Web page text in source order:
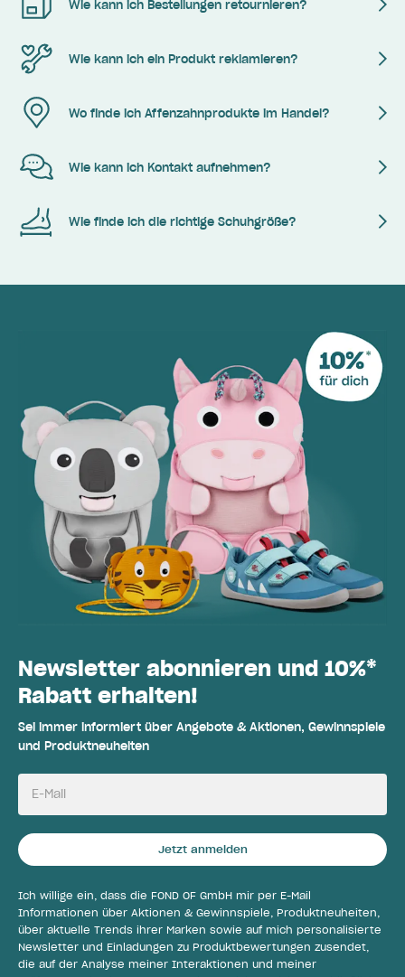
Wie kann ich Bestellungen retournieren?
Wie kann ich ein Produkt reklamieren?
Wo finde ich Affenzahnprodukte im Handel?
Wie kann ich Kontakt aufnehmen?
Wie finde ich die richtige Schuhgröße?
Newsletter abonnieren und 10%*
Rabatt erhalten!
Sei immer informiert über Angebote & Aktionen, Gewinnspiele
und Produktneuheiten
E-Mail
Jetzt anmelden
Ich willige ein, dass die FOND OF GmbH mir per E-Mail
Informationen über Aktionen & Gewinnspiele, Produktneuheiten,
über aktuelle Trends ihrer Marken sowie auf mich personalisierte
Newsletter und Einladungen zu Produktbewertungen zusendet,
die auf der Analyse meiner Interaktionen und meiner